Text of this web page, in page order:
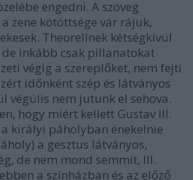
engedni. A szöveg
zene kötöttsége vár rájuk,
Theorellnek kétségkívül
inkább csak pillanatokat
végig a szereplőket, nem fejti
időnként szép és látványos
végülis nem jutunk el sehova.
hogy miért kellett Gustav III.
királyi páholyban énekelnie
a gesztus látványos,
de nem mond semmit, III.
a színházban és az előző